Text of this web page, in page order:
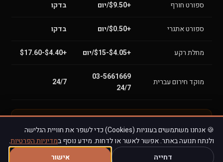
ספורט חורף +$9.50/יום בדקו
ספורט אתגרי +$0.50/יום בדקו
מחלת רקע +$4.05-$15/יום +$4.40-$17.60
מוקד חירום עברית
03-5661669
24/7
24/7
ולחכות להחזר.מתי הראל עדיף:
גיל 60+, נסיעות ארוכות,
ספורט חורף, מחיר נמוך יותר.
🍪 אנחנו משתמשים בעוגיות (Cookies) כדי לשפר את חוויית הגלישה
ולנתח תנועה באתר. אפשר לאשר או לדחות. מידע נוסף במדיניות הפרטיות.
דחייה
אישור